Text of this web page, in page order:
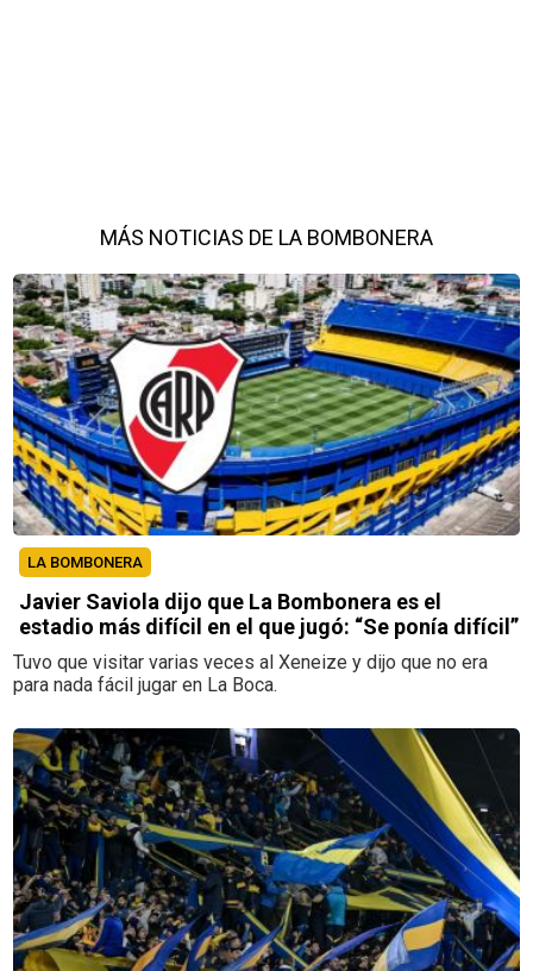
MÁS NOTICIAS DE LA BOMBONERA
LA BOMBONERA
Javier Saviola dijo que La Bombonera es el
estadio más difícil en el que jugó: “Se ponía difícil”
Tuvo que visitar varias veces al Xeneize y dijo que no era
para nada fácil jugar en La Boca.